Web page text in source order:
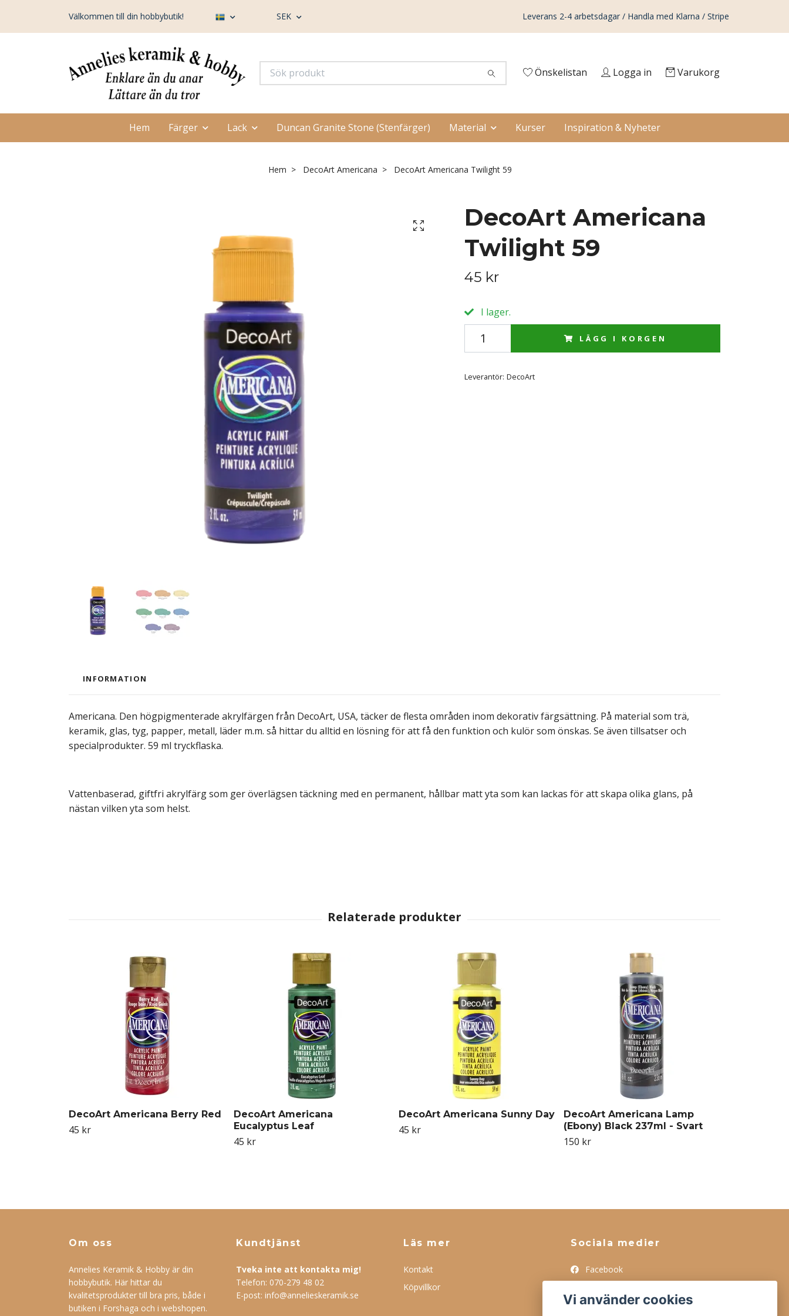
Välkommen till din hobbybutik! SEK Leverans 2-4 arbetsdagar / Handla med Klarna / Stripe
Önskelistan Logga in Varukorg
Hem Färger Lack Duncan Granite Stone (Stenfärger) Material Kurser Inspiration & Nyheter
Hem DecoArt Americana DecoArt Americana Twilight 59
DecoArt Americana
Twilight 59
45 kr
I lager.
LÄGG I KORGEN
Leverantör: DecoArt
INFORMATION
Americana. Den högpigmenterade akrylfärgen från DecoArt, USA, täcker de flesta områden inom dekorativ färgsättning. På material som trä,
keramik, glas, tyg, papper, metall, läder m.m. så hittar du alltid en lösning för att få den funktion och kulör som önskas. Se även tillsatser och
specialprodukter. 59 ml tryckflaska.
Vattenbaserad, giftfri akrylfärg som ger överlägsen täckning med en permanent, hållbar matt yta som kan lackas för att skapa olika glans, på
nästan vilken yta som helst.
DecoArt Americana Berry Red
45 kr
DecoArt Americana
Eucalyptus Leaf
45 kr
DecoArt Americana Sunny Day
45 kr
DecoArt Americana Lamp
(Ebony) Black 237ml - Svart
150 kr
Om oss
Annelies Keramik & Hobby är din
hobbybutik. Här hittar du
kvalitetsprodukter till bra pris, både i
butiken i Forshaga och i webshopen.
Kundtjänst
Tveka inte att kontakta mig!
Telefon: 070-279 48 02
E-post: info@annelieskeramik.se
Läs mer
Kontakt
Köpvillkor
Sociala medier
Facebook
Tiktok
Vi använder cookies